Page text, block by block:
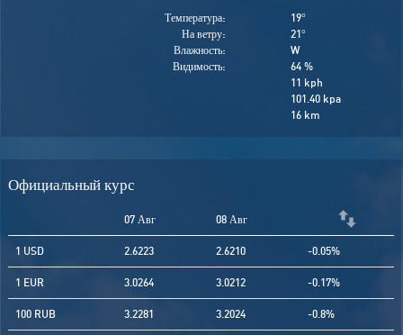
Температура:
На ветру:
Влажность:
Видимость:
19°
21°
W
64 %
11 kph
101.40 kpa
16 km
Официальный курс
07 Авг 08 Авг
1 USD 2.6223 2.6210 -0.05%
1 EUR 3.0264 3.0212 -0.17%
100 RUB 3.2281 3.2024 -0.8%